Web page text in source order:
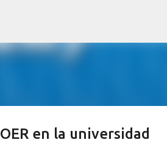
en la universidad